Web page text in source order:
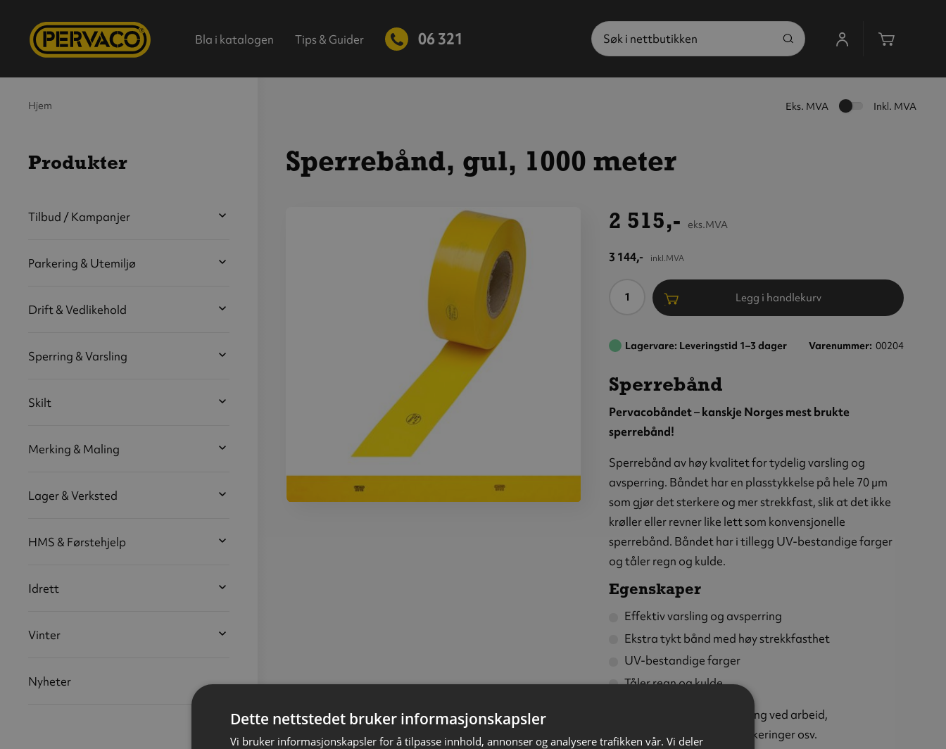
Bla i katalogen Tips & Guider 06 321
Søk
Eks. MVA Inkl. MVA
Sperrebånd, gul, 1000 meter
2 515,- eks.MVA
3 144,- inkl.MVA
Antall Legg i handlekurv
Lagervare: Leveringstid 1–3 dager Varenummer 00204
Sperrebånd
Pervacobåndet – kanskje Norges mest brukte
sperrebånd!
Sperrebånd av høy kvalitet for tydelig varsling og
avsperring. Båndet har en plasstykkelse på hele 70 µm
som gjør det sterkere og mer strekkfast, slik at det ikke
krøller eller revner like lett som konvensjonelle
sperrebånd. Båndet har i tillegg UV-bestandige farger
og tåler regn og kulde.
Egenskaper
Effektiv varsling og avsperring
Ekstra tykt bånd med høy strekkfasthet
UV-bestandige farger
Tåler regn og kulde
Ideell til avsperring og varsling ved arbeid,
arrangementer, messer, parkeringer osv.
Hjem
Produkter
Hjem
Tilbud / Kampanjer
Parkering & Utemiljø
Drift & Vedlikehold
Sperring & Varsling
Skilt
Merking & Maling
Lager & Verksted
HMS & Førstehjelp
Idrett
Vinter
Nyheter
Dette nettstedet bruker informasjonskapsler
Vi bruker informasjonskapsler for å tilpasse innhold, annonser og analysere trafikken vår. Vi deler